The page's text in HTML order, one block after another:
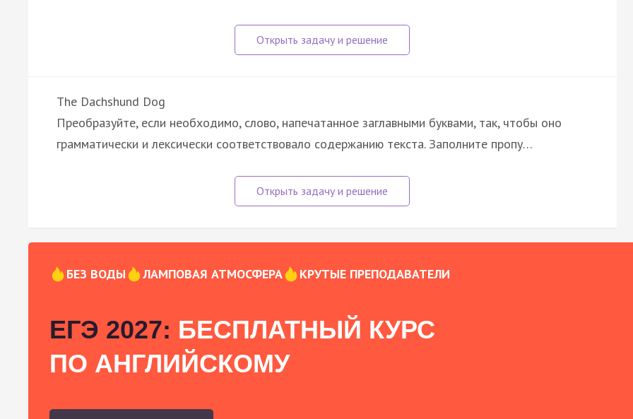
The Dachshund Dog
Преобразуйте, если необходимо, слово, напечатанное заглавными буквами, так, чтобы оно
грамматически и лексически соответствовало содержанию текста. Заполните пропу…
БЕЗ ВОДЫ ЛАМПОВАЯ АТМОСФЕРА КРУТЫЕ ПРЕПОДАВАТЕЛИ
ЕГЭ 2027: БЕСПЛАТНЫЙ КУРС
ПО АНГЛИЙСКОМУ